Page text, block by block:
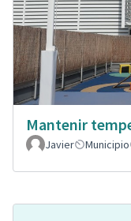
Mantenir
Javier
Municipio